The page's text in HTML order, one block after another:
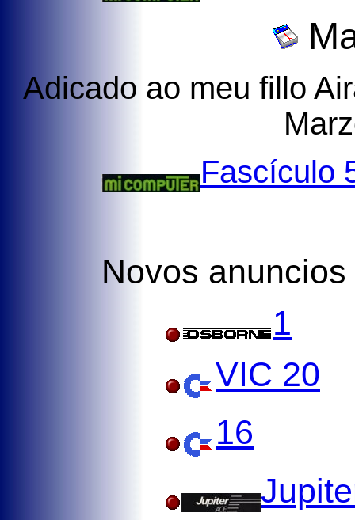
Adicado ao meu fillo
Fascículo
Novos anuncios
1
VIC 20
16